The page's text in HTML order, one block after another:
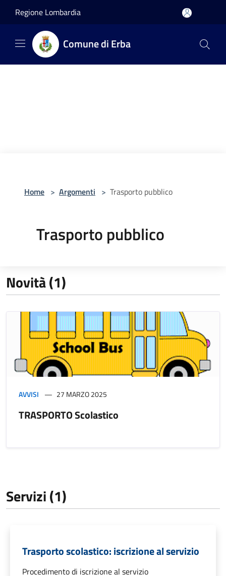
Regione Lombardia
Comune di Erba
Home > Argomenti > Trasporto pubblico
Trasporto pubblico
Novità (1)
AVVISI 27 MARZO 2025
TRASPORTO Scolastico
Servizi (1)
Trasporto scolastico: iscrizione al servizio
Procedimento di iscrizione al servizio